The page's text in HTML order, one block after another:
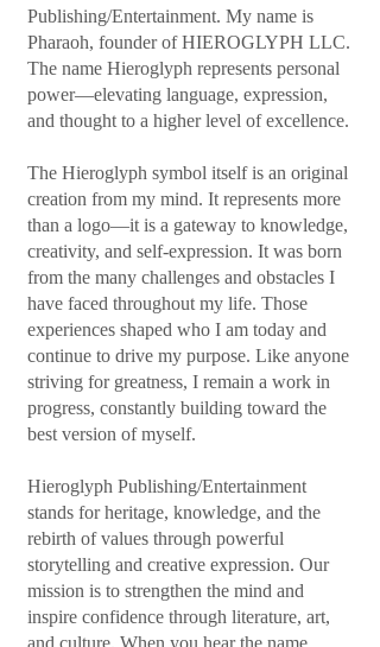
Publishing/Entertainment. My name is
Pharaoh, founder of HIEROGLYPH LLC.
The name Hieroglyph represents personal
power—elevating language, expression,
and thought to a higher level of excellence.
The Hieroglyph symbol itself is an original
creation from my mind. It represents more
than a logo—it is a gateway to knowledge,
creativity, and self-expression. It was born
from the many challenges and obstacles I
have faced throughout my life. Those
experiences shaped who I am today and
continue to drive my purpose. Like anyone
striving for greatness, I remain a work in
progress, constantly building toward the
best version of myself.
Hieroglyph Publishing/Entertainment
stands for heritage, knowledge, and the
rebirth of values through powerful
storytelling and creative expression. Our
mission is to strengthen the mind and
inspire confidence through literature, art,
and culture. When you hear the name